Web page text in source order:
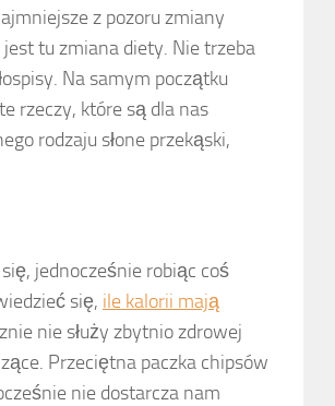
z pozoru zmiany
tu zmiana diety. Nie trzeba
Na samym początku
rzeczy, które są dla nas
rodzaju słone przekąski,
jednocześnie robiąc coś
się, ile kalorii mają
nie służy zbytnio zdrowej
Przeciętna paczka chipsów
nie dostarcza nam